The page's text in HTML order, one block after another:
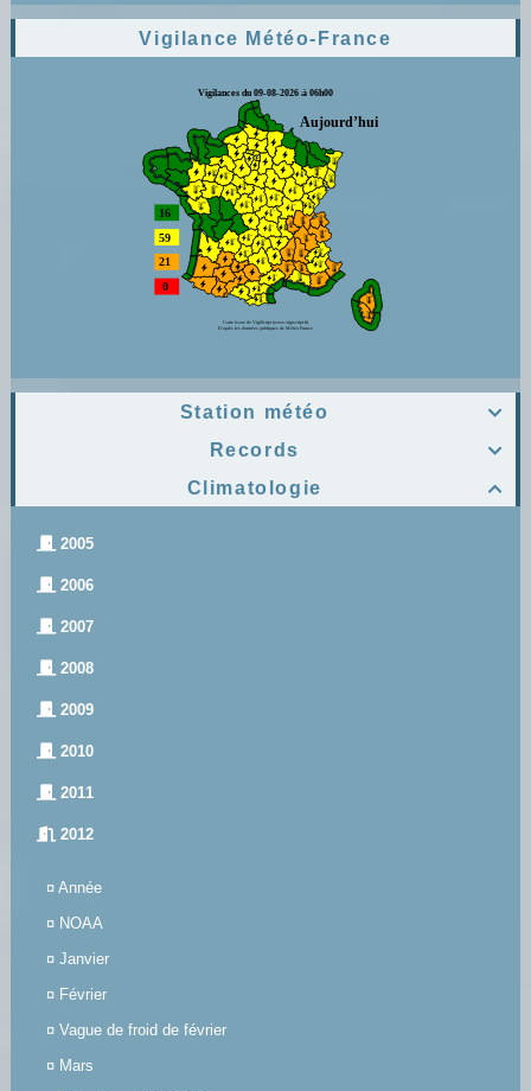
Vigilance Météo-France

Station météo

Records

Climatologie
2005
2006
2007
2008
2009
2010
2011
2012
¤ Année
¤ NOAA
¤ Janvier
¤ Février
¤ Vague de froid de février
¤ Mars